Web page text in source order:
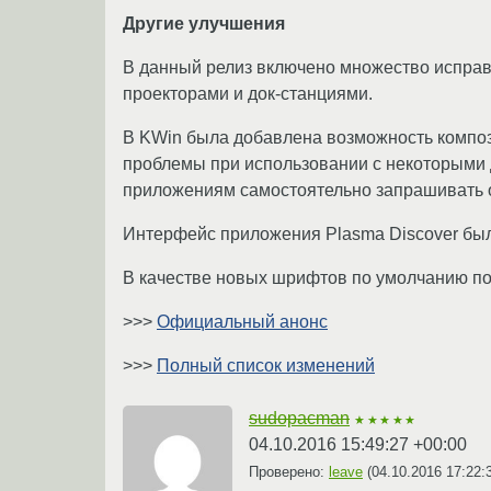
Другие улучшения
В данный релиз включено множество
проекторами и док-станциями.
В KWin была добавлена возможность
проблемы при использовании с
приложениям самостоятельно запрашивать
Интерфейс приложения Plasma Discover
В качестве новых шрифтов по умолчанию
>>> Официальный анонс
>>> Полный список изменений
sudopacman ★★★★★
04.10.2016 15:49:27 +00:00
Проверено: leave (04.10.2016